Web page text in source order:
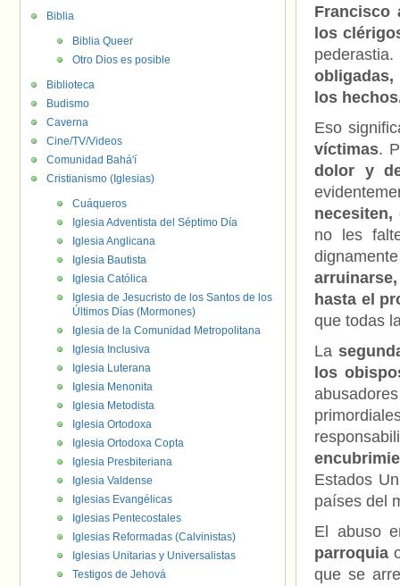
Francisco
los
obligadas,
los
Eso
víctimas.
dolor y
necesiten,
no les
hasta el
que todas
La
los
Estados
países del
El abuso
parroquia
que se
Biblia
Biblia Queer
Otro Dios es posible
Biblioteca
Budismo
Caverna
Cine/TV/Videos
Comunidad Bahá'í
Cristianismo (Iglesias)
Cuáqueros
Iglesia Adventista del Séptimo Día
Iglesia Anglicana
Iglesia Bautista
Iglesia Católica
Iglesia de Jesucristo de los Santos de los
Últimos Días (Mormones)
Iglesia de la Comunidad Metropolitana
Iglesia Inclusiva
Iglesia Luterana
Iglesia Menonita
Iglesia Metodista
Iglesia Ortodoxa
Iglesia Ortodoxa Copta
Iglesia Presbiteriana
Iglesia Valdense
Iglesias Evangélicas
Iglesias Pentecostales
Iglesias Reformadas (Calvinistas)
Iglesias Unitarias y Universalistas
Testigos de Jehová